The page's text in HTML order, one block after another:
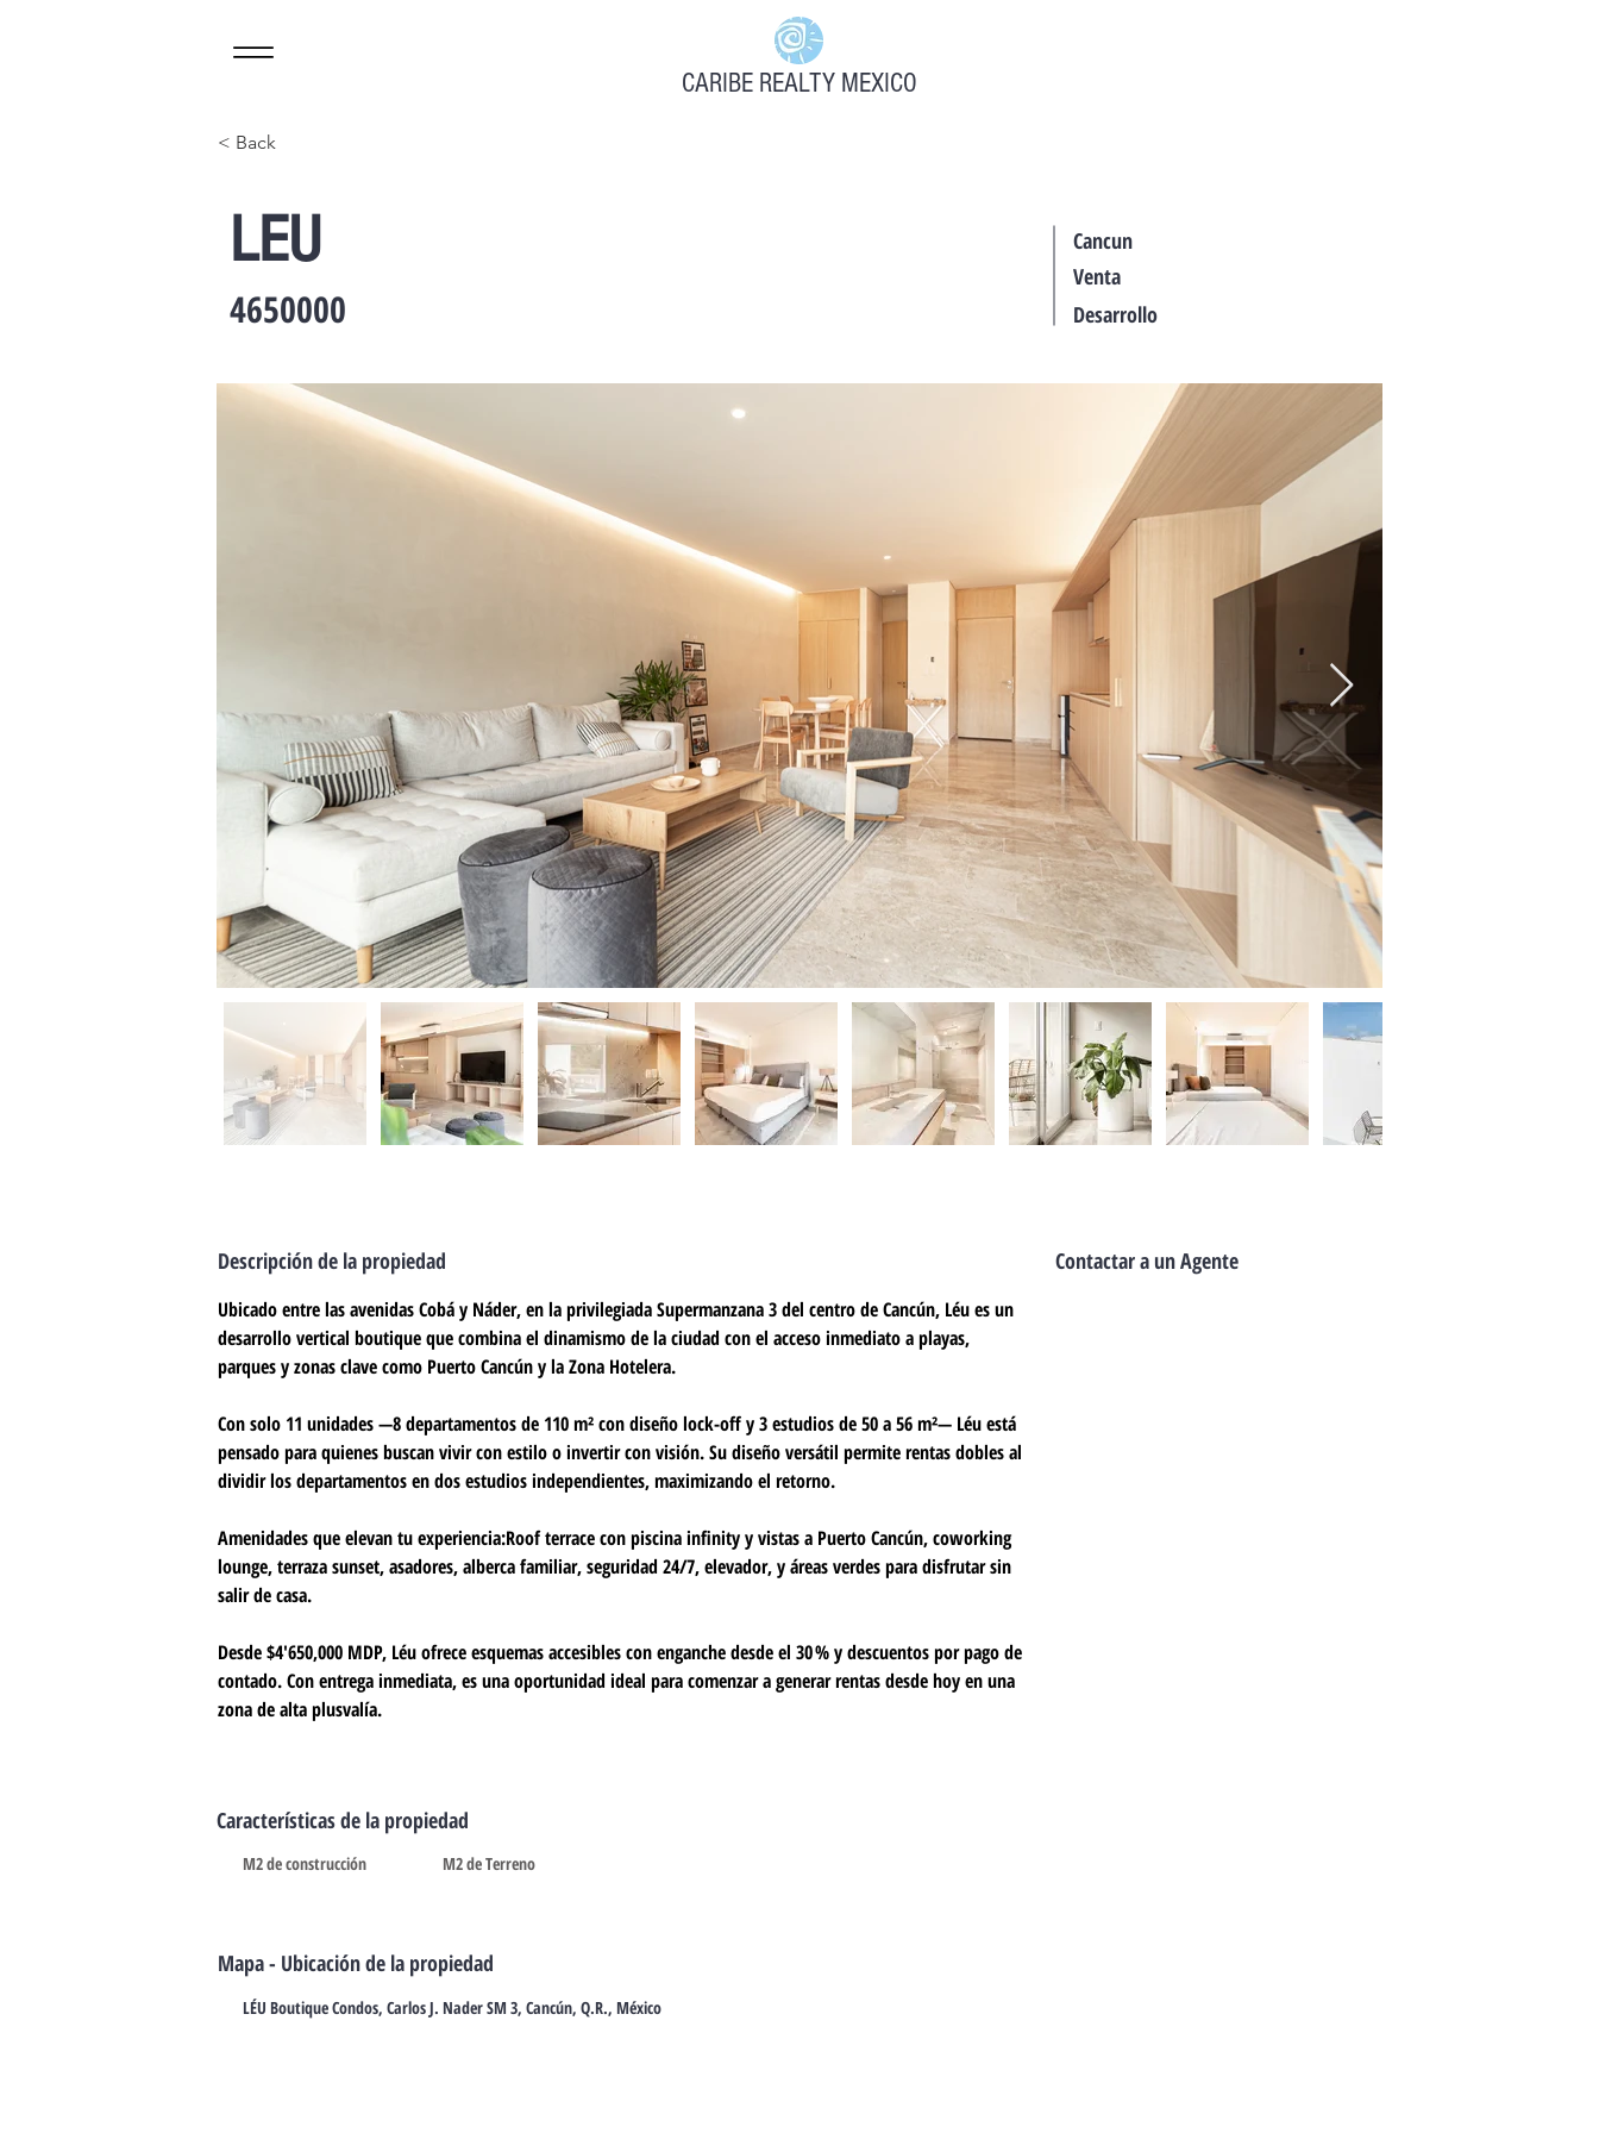
CARIBE REALTY MEXICO
< Back
LEU
4650000
Cancun
Venta
Desarrollo
Descripción de la propiedad
Ubicado entre las avenidas Cobá y Náder, en la privilegiada Supermanzana 3 del centro de Cancún, Léu es un
desarrollo vertical boutique que combina el dinamismo de la ciudad con el acceso inmediato a playas,
parques y zonas clave como Puerto Cancún y la Zona Hotelera.
Con solo 11 unidades —8 departamentos de 110 m² con diseño lock-off y 3 estudios de 50 a 56 m²— Léu está
pensado para quienes buscan vivir con estilo o invertir con visión. Su diseño versátil permite rentas dobles al
dividir los departamentos en dos estudios independientes, maximizando el retorno.
Amenidades que elevan tu experiencia:Roof terrace con piscina infinity y vistas a Puerto Cancún, coworking
lounge, terraza sunset, asadores, alberca familiar, seguridad 24/7, elevador, y áreas verdes para disfrutar sin
salir de casa.
Desde $4'650,000 MDP, Léu ofrece esquemas accesibles con enganche desde el 30 % y descuentos por pago de
contado. Con entrega inmediata, es una oportunidad ideal para comenzar a generar rentas desde hoy en una
zona de alta plusvalía.
Contactar a un Agente
Características de la propiedad
M2 de construcción M2 de Terreno
Mapa - Ubicación de la propiedad
LÉU Boutique Condos, Carlos J. Nader SM 3, Cancún, Q.R., México